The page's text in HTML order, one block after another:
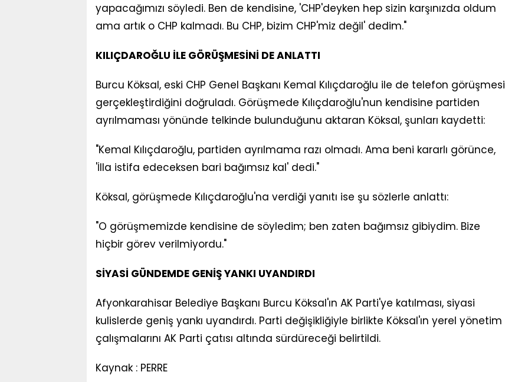
yapacağımızı söyledi. Ben de kendisine, 'CHP'deyken hep sizin karşınızda oldum
ama artık o CHP kalmadı. Bu CHP, bizim CHP'miz değil' dedim."
KILIÇDAROĞLU İLE GÖRÜŞMESİNİ DE ANLATTI
Burcu Köksal, eski CHP Genel Başkanı Kemal Kılıçdaroğlu ile de telefon görüşmesi
gerçekleştirdiğini doğruladı. Görüşmede Kılıçdaroğlu'nun kendisine partiden
ayrılmaması yönünde telkinde bulunduğunu aktaran Köksal, şunları kaydetti:
"Kemal Kılıçdaroğlu, partiden ayrılmama razı olmadı. Ama beni kararlı görünce,
'İlla istifa edeceksen bari bağımsız kal' dedi."
Köksal, görüşmede Kılıçdaroğlu'na verdiği yanıtı ise şu sözlerle anlattı:
"O görüşmemizde kendisine de söyledim; ben zaten bağımsız gibiydim. Bize
hiçbir görev verilmiyordu."
SİYASİ GÜNDEMDE GENİŞ YANKI UYANDIRDI
Afyonkarahisar Belediye Başkanı Burcu Köksal'ın AK Parti'ye katılması, siyasi
kulislerde geniş yankı uyandırdı. Parti değişikliğiyle birlikte Köksal'ın yerel yönetim
çalışmalarını AK Parti çatısı altında sürdüreceği belirtildi.
Kaynak : PERRE